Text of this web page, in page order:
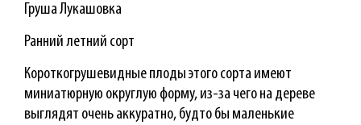
Груша Лукашовка
Ранний летний сорт
Короткогрушевидные плоды этого сорта имеют
миниатюрную округлую форму, из-за чего на дереве
выглядят очень аккуратно, будто бы маленькие